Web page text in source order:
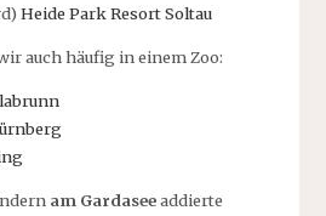
Heide Park Resort Soltau
auch häufig in einem Zoo:
am Gardaseeaddierte